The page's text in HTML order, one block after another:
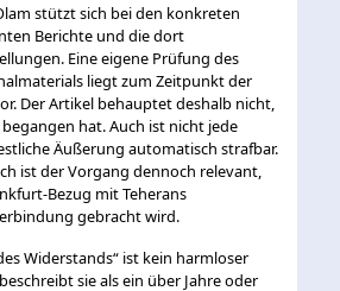
stützt sich bei den konkreten
Berichte und die dort
Eine eigene Prüfung des
liegt zum Zeitpunkt der
Der Artikel behauptet deshalb nicht,
hat. Auch ist nicht jede
Äußerung automatisch strafbar.
ist der Vorgang dennoch relevant,
Bezug mit Teherans
gebracht wird.
Widerstands“ ist kein harmloser
sie als ein über Jahre oder